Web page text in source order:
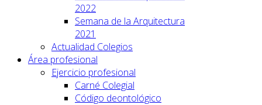
2022
Semana de la Arquitectura
2021
Actualidad Colegios
Área profesional
Ejercicio profesional
Carné Colegial
Código deontológico